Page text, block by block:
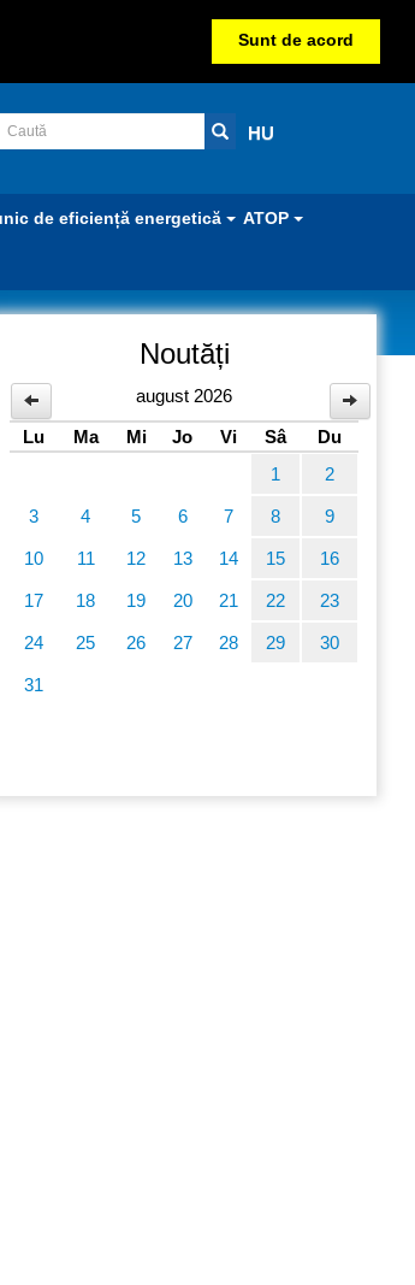
Sunt de acord
HU
de eficiență energetică ATOP
Noutăți
august 2026
Lu
Ma Mi Jo Vi Sâ
Du
1
2
3 4 5 6 7 8 9
10 11 12 13 14 15 16
17 18 19 20 21 22 23
24 25 26 27 28 29 30
31